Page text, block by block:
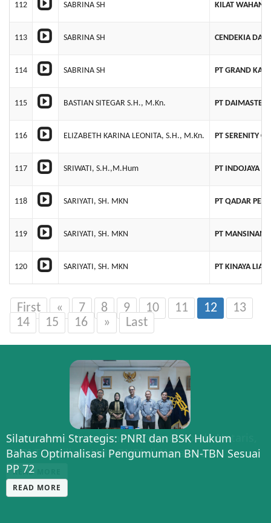
112 SABRINA SH KILAT WAHANA
113 SABRINA SH CENDEKIA
114 SABRINA SH PT GRAND
115 BASTIAN SITEGAR S.H., M.Kn. PT DAIMASTER
116 ELIZABETH KARINA LEONITA, S.H., M.Kn. PT SERENITY
117 SRIWATI, S.H.,M.Hum PT INDOJAYA
118 SARIYATI, SH. MKN PT QADAR
119 SARIYATI, SH. MKN PT MANSINAM
120 SARIYATI, SH. MKN PT KINAYA
First « 7 8 9 10 11 12
13
14
15 16 » Last
Silaturahmi Strategis: PNRI dan BSK Hukum
Bahas Optimalisasi Pengumuman BN-TBN Sesuai
PP 72
READ MORE